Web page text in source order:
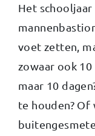
Het schooljaar
voet zetten,
zowaar ook 10
maar 10
te houden? Of